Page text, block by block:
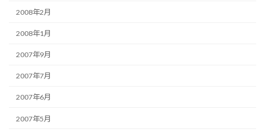
2008年2月
2008年1月
2007年9月
2007年7月
2007年6月
2007年5月